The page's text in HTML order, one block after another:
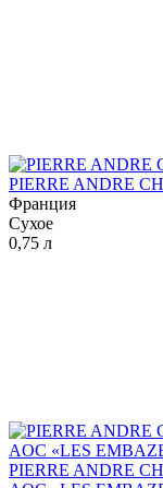
PIERRE ANDRE
Франция
Сухое
0,75 л
PIERRE ANDRE